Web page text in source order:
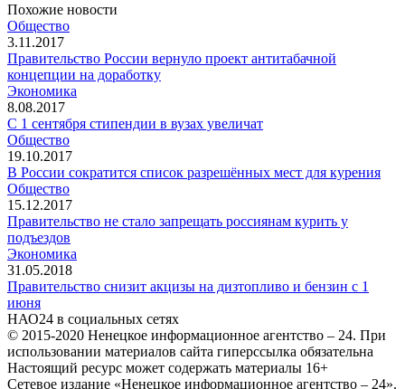
Похожие новости
Общество
3.11.2017
Правительство России вернуло проект антитабачной
концепции‍ на доработку
Экономика
8.08.2017
С 1 сентября стипендии в вузах увеличат
Общество
19.10.2017
В России сократится список разрешённых мест для курения
Общество
15.12.2017
Правительство не стало запрещать россиянам курить у
подъездов
Экономика
31.05.2018
Правительство снизит акцизы на дизтопливо и бензин с 1
июня
НАО24 в социальных сетях
© 2015-2020 Ненецкое информационное агентство – 24. При
использовании материалов сайта гиперссылка обязательна
Настоящий ресурс может содержать материалы 16+
Сетевое издание «Ненецкое информационное агентство – 24».